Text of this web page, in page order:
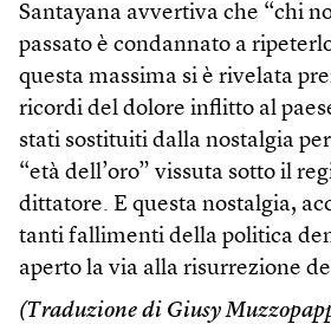
Santayana avvertiva che “chi
passato è condannato a
questa massima si è rivelata
ricordi del dolore inflitto al
stati sostituiti dalla nostalgia
“età dell’oro” vissuta sotto il
dittatore. E questa nostalgia,
tanti fallimenti della politica
aperto la via alla risurrezione
(Traduzione di Giusy